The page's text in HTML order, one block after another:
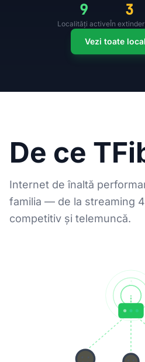
9
Localități active
3
În
Vezi toate
De ce
Internet de înaltă
familia — de la streaming
competitiv și telemuncă.